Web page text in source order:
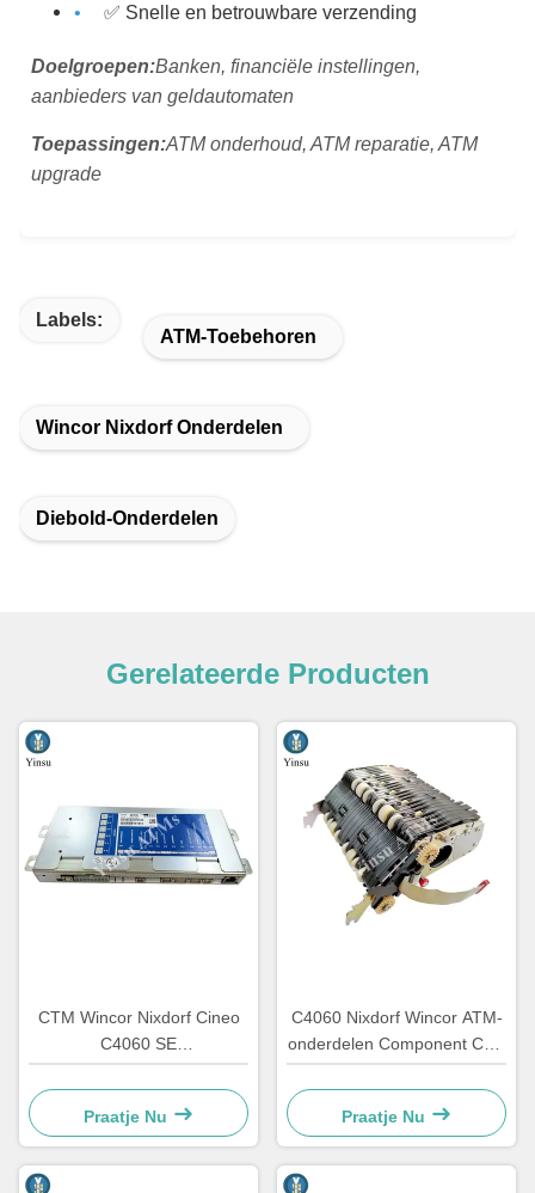
✅ Snelle en betrouwbare verzending
Doelgroepen:Banken, financiële instellingen,
aanbieders van geldautomaten
Toepassingen:ATM onderhoud, ATM reparatie, ATM
upgrade
Labels:
ATM-Toebehoren
Wincor Nixdorf Onderdelen
Diebold-Onderdelen
Gerelateerde Producten
CTM Wincor Nixdorf Cineo
C4060 SE
Automatenonderdelen
Speciale elektronica
1750147868
Praatje Nu
C4060 Nixdorf Wincor ATM-
onderdelen Component CRS
ATS Centralizatie-eenheid
AU-module 1750134478
Praatje Nu